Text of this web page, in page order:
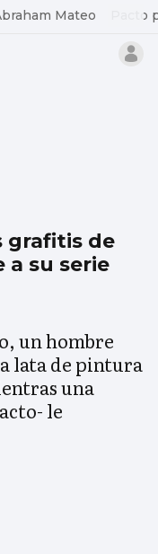
Mateo Pacto
grafitis de
a su serie
un hombre
lata de pintura
una
le